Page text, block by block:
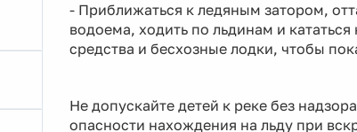
- Приближаться к ледяным затором,
водоема, ходить по льдинам и
средства и бесхозные лодки, чтобы
Не допускайте детей к реке без
опасности нахождения на льду при